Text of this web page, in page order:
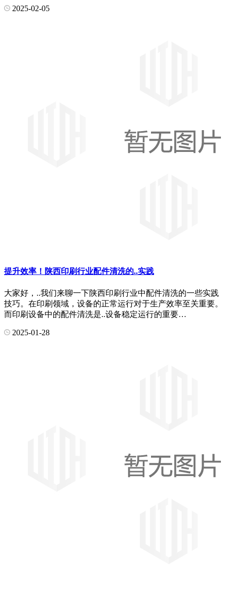
2025-02-05
提升效率！陕西印刷行业配件清洗的..实践
大家好，..我们来聊一下陕西印刷行业中配件清洗的一些实践
技巧。在印刷领域，设备的正常运行对于生产效率至关重要。
而印刷设备中的配件清洗是..设备稳定运行的重要…
2025-01-28